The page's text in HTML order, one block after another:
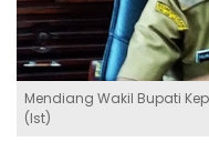
Mendiang Wakil Bupati
(Ist)